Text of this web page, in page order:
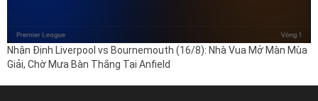
Nhận Định Liverpool vs Bournemouth (16/8): Nhà Vua Mở Màn Mùa
Giải, Chờ Mưa Bàn Thắng Tại Anfield